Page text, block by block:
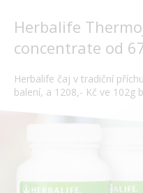
Herbalife
concentrate od
Herbalife čaj v tradiční
balení, a 1208,- Kč ve 102g